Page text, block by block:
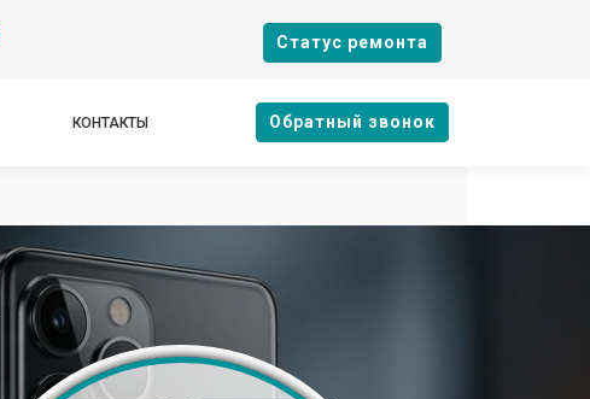
Cтатус ремонта
КОНТАКТЫ Oбратный звонок